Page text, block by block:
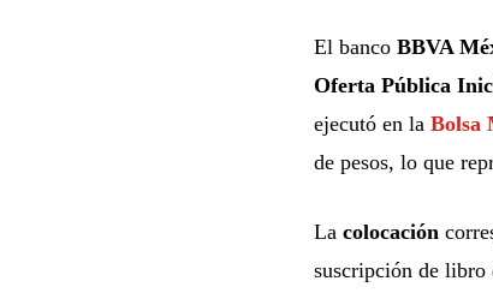
El banco BBVA
Oferta Pública
ejecutó en la Bolsa
de pesos, lo que
La colocación
suscripción de libro